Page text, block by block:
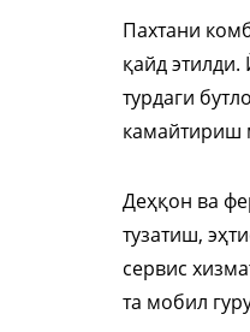
Пахтани
қайд
турдаги
камайтириш
Деҳқон ва
тузатиш,
сервис
та мобил